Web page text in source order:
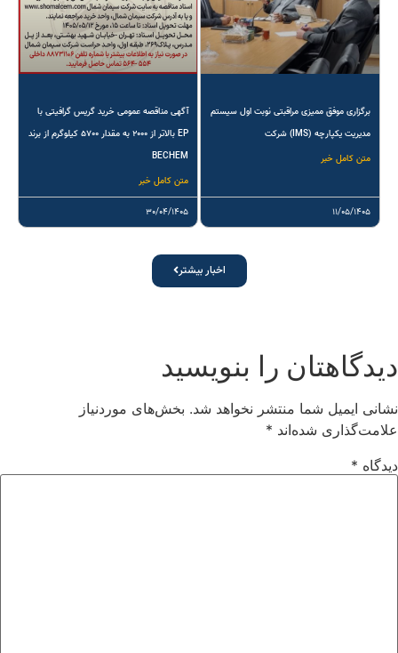
برگزاری موفق ممیزی مراقبتی نوبت اول سیستم
مدیریت یکپارچه (IMS) شرکت
متن کامل خبر
۱۱/۰۵/۱۴۰۵
آگهی مناقصه عمومی خرید گریس گرافیتی با
EP بالاتر از ۲۰۰۰ به مقدار ۵۷۰۰ کیلوگرم از برند
BECHEM
متن کامل خبر
۳۰/۰۴/۱۴۰۵
اخبار بیشتر
را بنویسید
ایمیل شما منتشر نخواهد شد. بخش‌های موردنیاز
شده‌اند*
*